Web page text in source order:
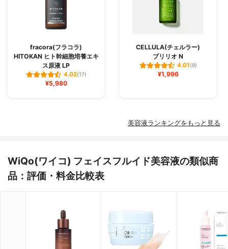
fracora(フラコラ)
HITOKAN ヒト幹細胞培養エキ
ス原液 LP
4.02(17)
¥5,980
CELLULA(チェルラー)
ブリリオ N
4.01(9)
¥1,996
美容液ランキングをもっと見る
WiQo(ワイコ) フェイスフルイド美容液の類似商
品：評価・料金比較表